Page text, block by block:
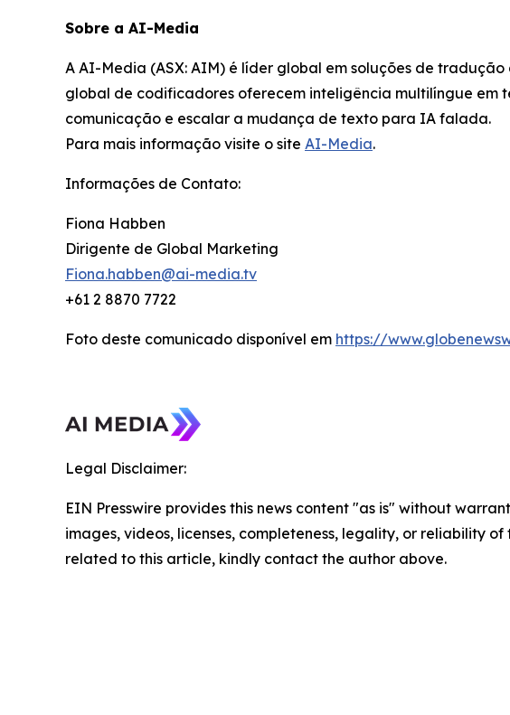
Sobre a AI-Media
A AI-Media (ASX: AIM) é líder global em soluções de
global de codificadores oferecem inteligência multilíngue em
comunicação e escalar a mudança de texto para IA falada.
Para mais informação visite o site AI-Media.
Informações de Contato:
Fiona Habben
Dirigente de Global Marketing
Fiona.habben@ai-media.tv
+61 2 8870 7722
Foto deste comunicado disponível em https://
Legal Disclaimer:
EIN Presswire provides this news content "as is" without
images, videos, licenses, completeness, legality, or reliability
related to this article, kindly contact the author above.